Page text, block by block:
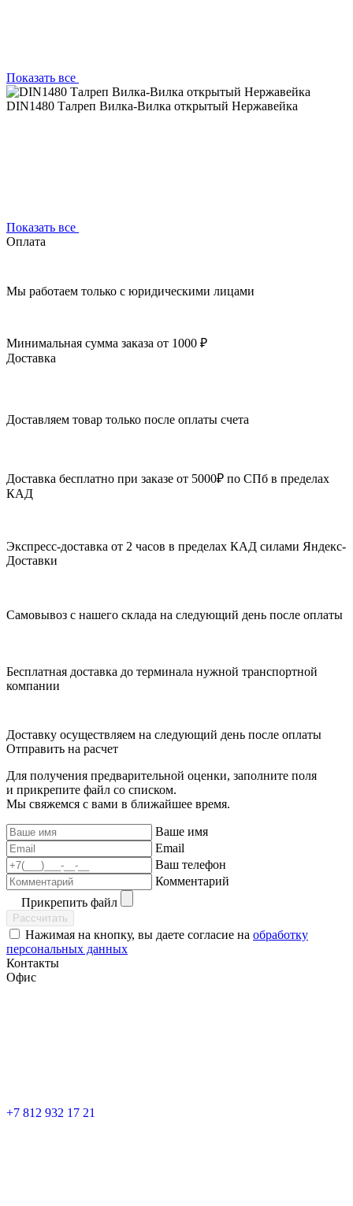
Показать все
DIN1480 Талреп Вилка-Вилка открытый Нержавейка
Показать все
Оплата
Мы работаем только с юридическими лицами
Минимальная сумма заказа от 1000 ₽
Доставка
Доставляем товар только после оплаты счета
Доставка бесплатно при заказе от 5000₽ по СПб в пределах
КАД
Экспресс-доставка от 2 часов в пределах КАД силами Яндекс-
Доставки
Самовывоз с нашего склада на следующий день после оплаты
Бесплатная доставка до терминала нужной транспортной
компании
Доставку осуществляем на следующий день после оплаты
Отправить на расчет
Для получения предварительной оценки, заполните поля
и прикрепите файл со списком.
Мы свяжемся с вами в ближайшее время.
Ваше имя
Email
Ваш телефон
Комментарий
Прикрепить файл
Рассчитать
Нажимая на кнопку, вы даете согласие на обработку
персональных данных
Контакты
Офис
+7 812 932 17 21